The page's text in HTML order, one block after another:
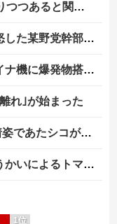
せに高給だけ毟り取った結果……
される偉業を達成してしまい……
ず最悪の事態回避「高性能C4搭載していた」他
れ｣が始まった
シコが止まらない
撃！」→「着々と進む最新鋭の防衛装備‥」
1位